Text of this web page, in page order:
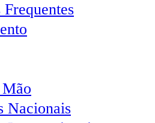
Frequentes
Nacionais